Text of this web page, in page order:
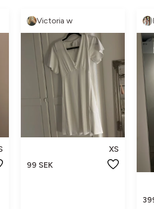
Victoria w
XS
99 SEK